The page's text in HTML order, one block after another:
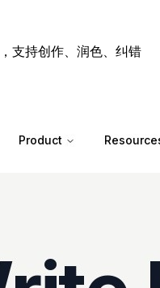
支持创作、润色、纠错